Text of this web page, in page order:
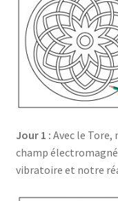
Jour 1 : Avec le Tore,
champ
vibratoire et notre